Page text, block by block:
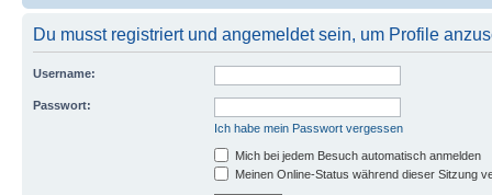
Du musst registriert und angemeldet sein, um Profile
Username:
Passwort:
Ich habe mein Passwort vergessen
Mich bei jedem Besuch automatisch anmelden
Meinen Online-Status während dieser Sitzung